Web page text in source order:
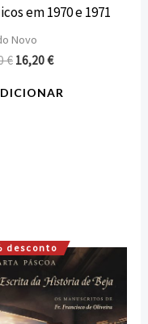
em 1970 e 1971
Novo
€ 16,20€
desconto
O
preço
original
era:
16,20 €.
O
preço
atual
é: